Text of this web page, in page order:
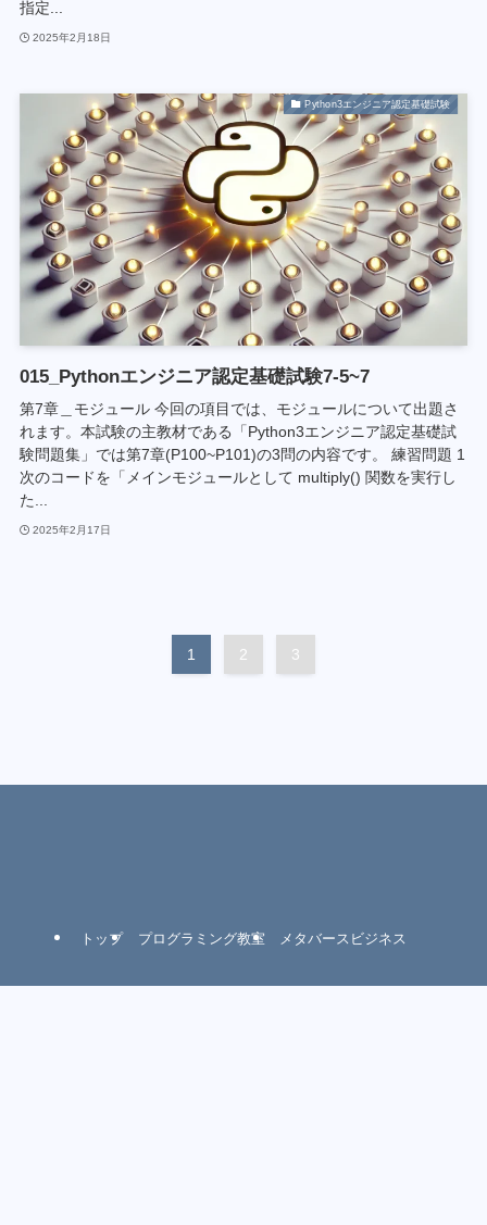
指定...
2025年2月18日
Python3エンジニア認定基礎試験
015_Pythonエンジニア認定基礎試験7-5~7
第7章＿モジュール 今回の項目では、モジュールについて出題さ
れます。本試験の主教材である「Python3エンジニア認定基礎試
験問題集」では第7章(P100~P101)の3問の内容です。 練習問題 1
次のコードを「メインモジュールとして multiply() 関数を実行し
た...
2025年2月17日
1 2 3
トップ プログラミング教室 メタバースビジネス